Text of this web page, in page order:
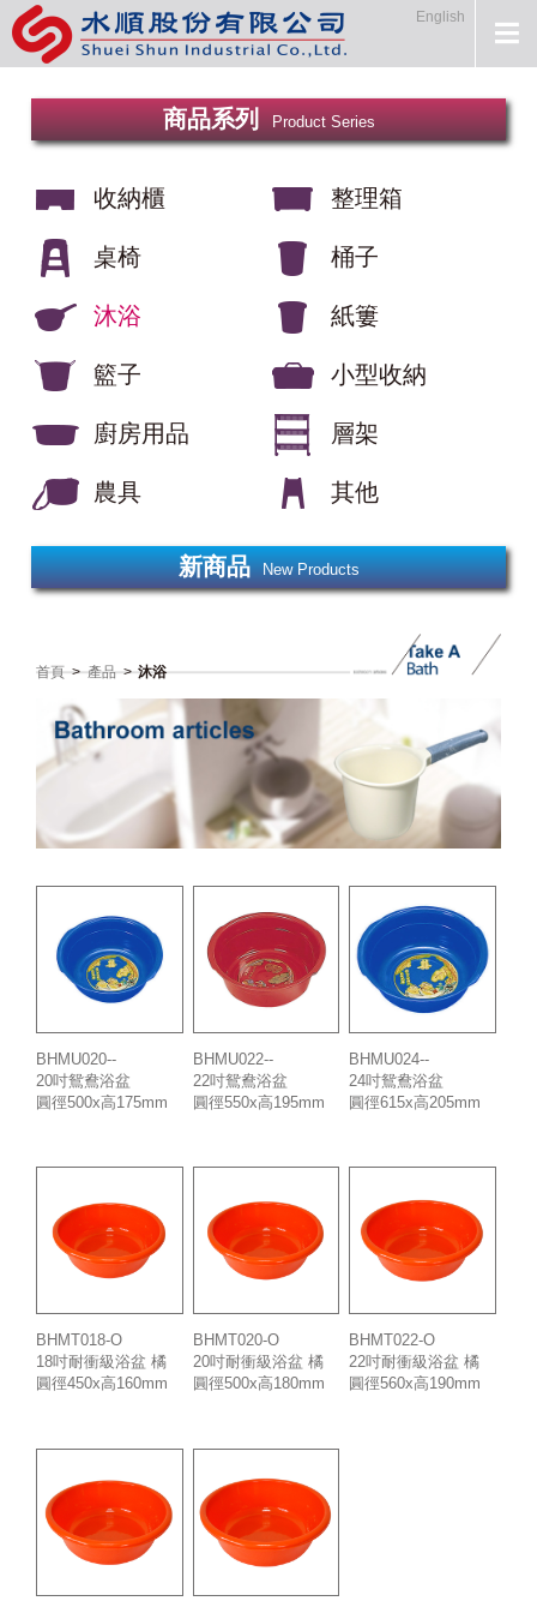
English
商品系列 Product Series
收納櫃 整理箱
桌椅 桶子
沐浴 紙簍
籃子 小型收納
廚房用品 層架
農具 其他
新商品 New Products
首頁 > 產品 > 沐浴
BHMU020--
20吋鴛鴦浴盆
圓徑500x高175mm
BHMU022--
22吋鴛鴦浴盆
圓徑550x高195mm
BHMU024--
24吋鴛鴦浴盆
圓徑615x高205mm
BHMT018-O
18吋耐衝級浴盆 橘
圓徑450x高160mm
BHMT020-O
20吋耐衝級浴盆 橘
圓徑500x高180mm
BHMT022-O
22吋耐衝級浴盆 橘
圓徑560x高190mm